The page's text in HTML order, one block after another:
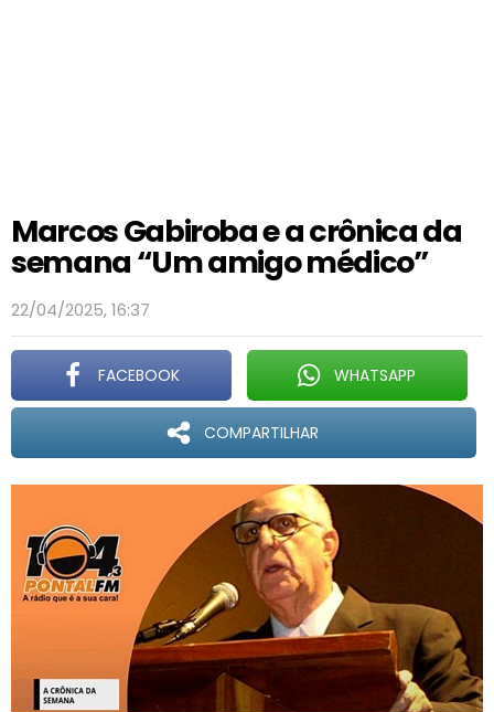
Marcos Gabiroba e a crônica da
semana “Um amigo médico”
22/04/2025, 16:37
FACEBOOK WHATSAPP
COMPARTILHAR